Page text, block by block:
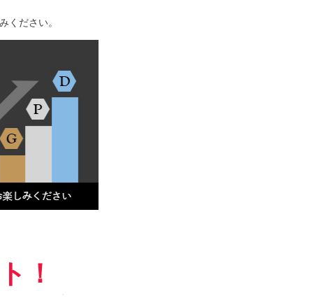
ください。
！